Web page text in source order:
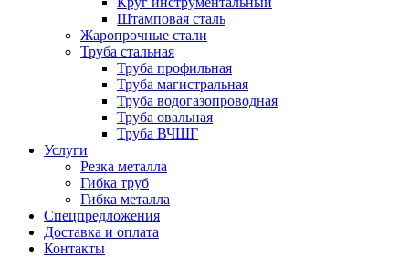
Штамповая сталь
Жаропрочные стали
Труба стальная
Труба профильная
Труба магистральная
Труба водогазопроводная
Труба овальная
Труба ВЧШГ
Услуги
Резка металла
Гибка труб
Гибка металла
Спецпредложения
Доставка и оплата
Контакты